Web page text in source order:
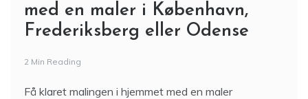
med en maler i København,
Frederiksberg eller Odense
2 Min Reading
Få klaret malingen i hjemmet med en maler